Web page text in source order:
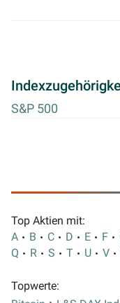
S&P 500
Top Aktien mit:
A
B C D E F
Q
R S T U V
Topwerte: